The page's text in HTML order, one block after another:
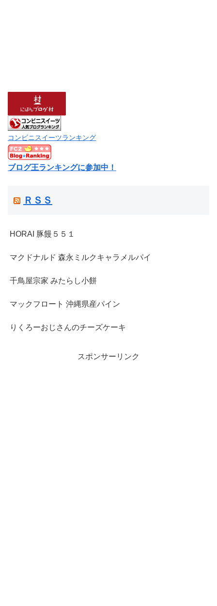
コンビニスイーツランキング
ブログ王ランキングに参加中！
ＲＳＳ
HORAI 豚饅５５１
マクドナルド 森永ミルクキャラメルパイ
千鳥屋宗家 みたらし小餅
マックフロート 沖縄県産パイン
りくろーおじさんのチーズケーキ
スポンサーリンク